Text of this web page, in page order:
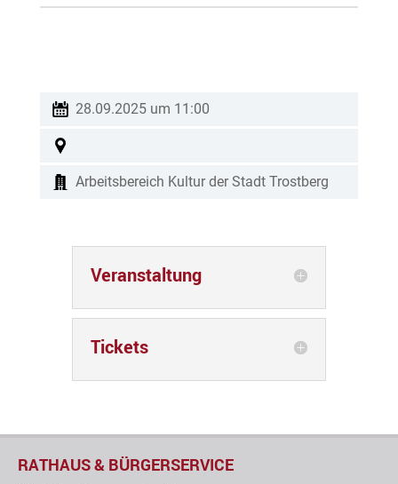
28.09.2025 um 11:00
Arbeitsbereich Kultur der Stadt Trostberg
Veranstaltung
Tickets
RATHAUS & BÜRGERSERVICE